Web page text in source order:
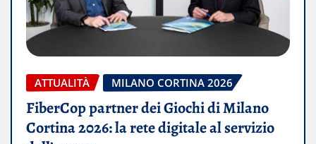
ATTUALITÀ MILANO CORTINA 2026
FiberCop partner dei Giochi di Milano
Cortina 2026: la rete digitale al servizio